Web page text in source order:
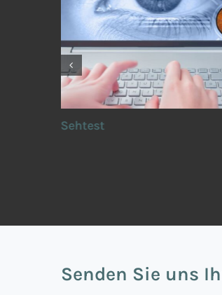
Sehtest
Senden Sie uns